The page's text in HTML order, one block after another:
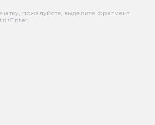
пожалуйста, выделите фрагмент